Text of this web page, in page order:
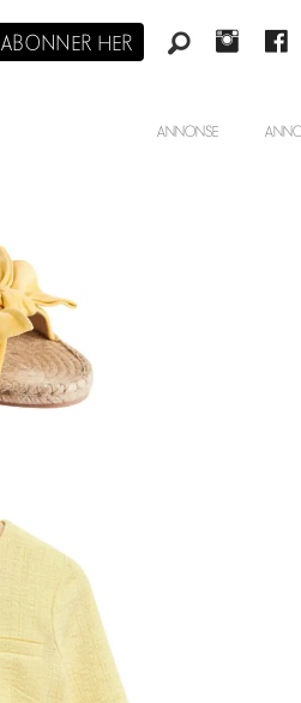
ABONNER HER
ANNONSE